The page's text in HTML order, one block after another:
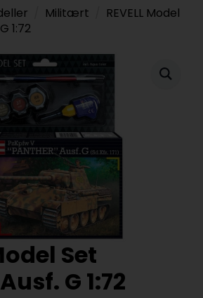
Militært
REVELL Model
1:72
Set
G 1:72